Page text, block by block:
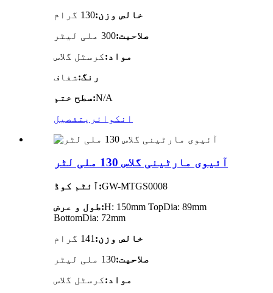
خالص وزن:130 گرام
صلاحیت:300 ملی لیٹر
مواد:کرسٹل گلاس
رنگ:شفاف
سطح ختم:N/A
انکوائری تفصیل
آئیوی مارٹینی گلاس 130 ملی لٹر
آئٹم کوڈ:GW-MTGS0008
طول و عرض:H: 150mm TopDia: 89mm
BottomDia: 72mm
خالص وزن: 141 گرام
صلاحیت:130 ملی لیٹر
مواد:کرسٹل گلاس